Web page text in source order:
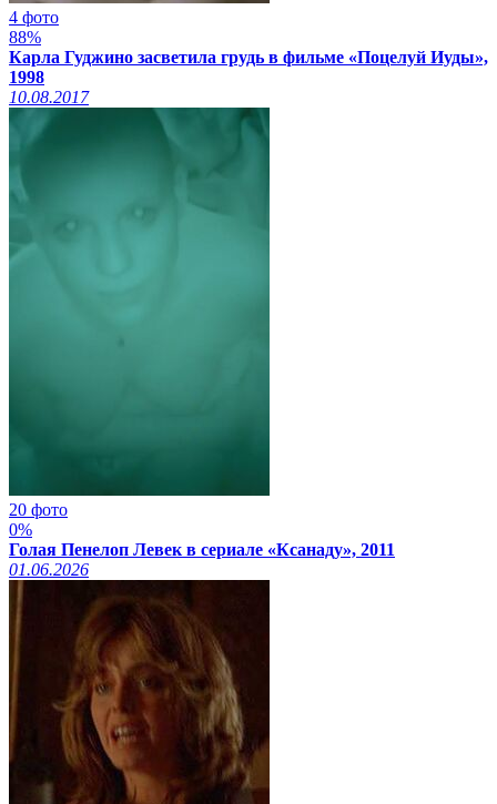
4 фото
88%
Карла Гуджино засветила грудь в фильме «Поцелуй Иуды»,
1998
10.08.2017
20 фото
0%
Голая Пенелоп Левек в сериале «Ксанаду», 2011
01.06.2026